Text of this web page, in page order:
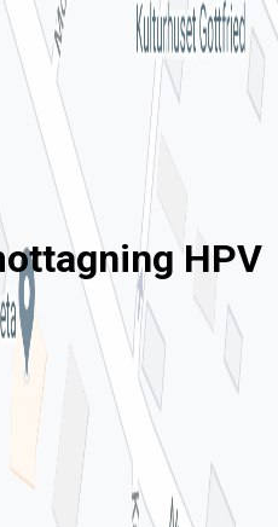
HPV Vetlanda
HPV
HPV